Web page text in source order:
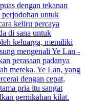
dengan tekanan
untuk
keliru percaya
di sana untuk
keluarga, memiliki
mengenali Ye Lan -
perasaan padanya
mereka. Ye Lan, yang
dengan cepat,
pria itu sangat
pernikahan kilat.